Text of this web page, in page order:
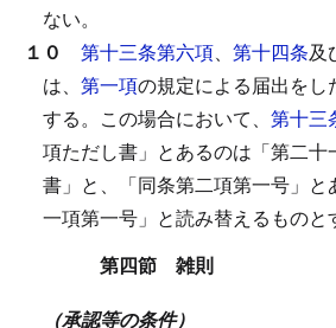
ない。
１０ 第十三条第六項、 第十四条及
は、 第一項の規定による届出をし
する。 この場合において、 第十三
項ただし書」とあるのは「第二十
書」と、「同条第二項第一号」と
一項第一号」と読み替えるものと
第四節 雑則
（承認等の条件）